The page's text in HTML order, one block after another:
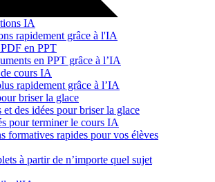
IA
rapidement grâce à l'IA
en PPT
en PPT grâce à l’IA
cours IA
rapidement grâce à l’IA
briser la glace
des idées pour briser la glace
pour terminer le cours IA
formatives rapides pour vos élèves
à partir de n’importe quel sujet